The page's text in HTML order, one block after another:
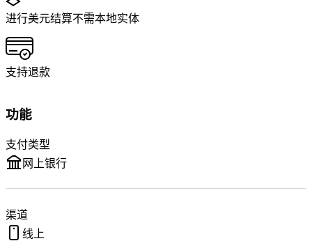
进行美元结算不需本地实体
支持退款
功能
支付类型
网上银行
渠道
线上